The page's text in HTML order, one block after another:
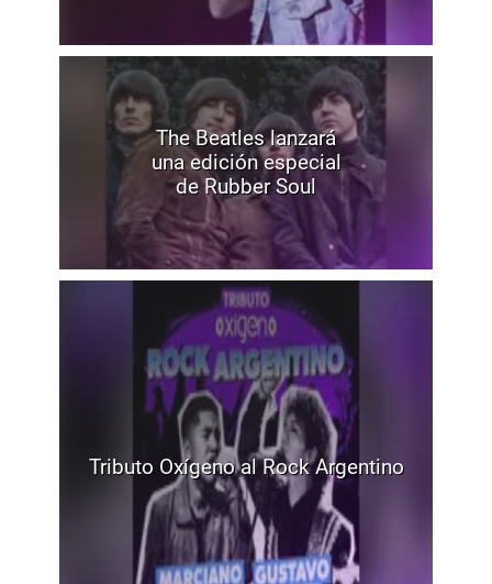
The Beatles lanzará
una edición especial
de Rubber Soul
Tributo Oxígeno al Rock Argentino